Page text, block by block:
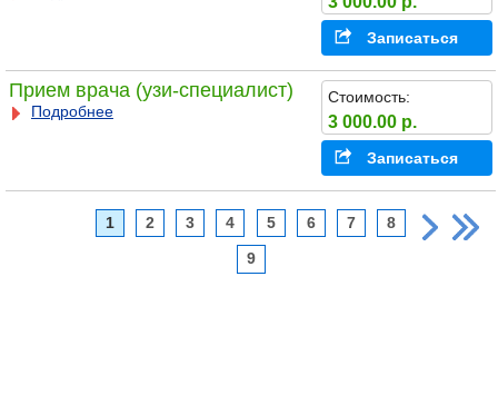
Записаться
Прием врача (узи-специалист)
Подробнее
Стоимость:
3 000.00 р.
Записаться
1 2 3 4 5 6 7 8
9